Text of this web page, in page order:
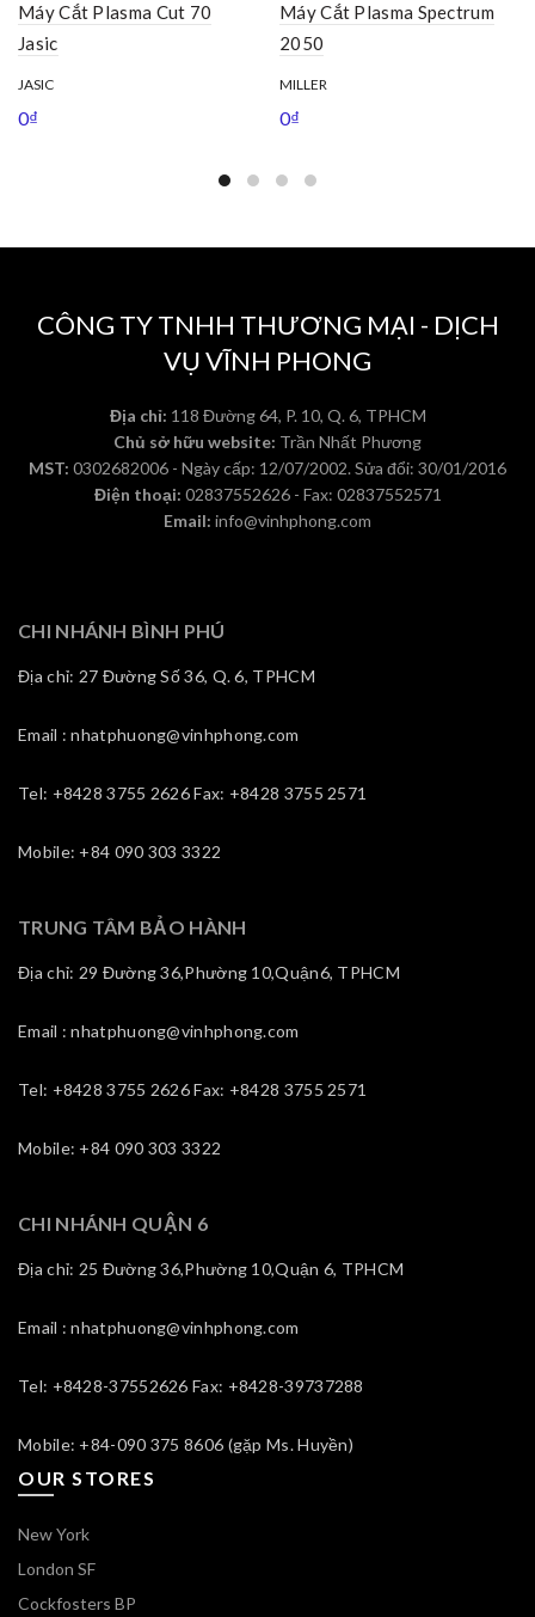
Máy Cắt Plasma Cut 70
Jasic
JASIC
0₫
Máy Cắt Plasma Spectrum
2050
MILLER
0₫
CÔNG TY TNHH THƯƠNG MẠI - DỊCH
VỤ VĨNH PHONG
Địa chỉ: 118 Đường 64, P. 10, Q. 6, TPHCM
Chủ sở hữu website: Trần Nhất Phương
MST: 0302682006 - Ngày cấp: 12/07/2002. Sửa đổi: 30/01/2016
Điện thoại: 02837552626 - Fax: 02837552571
Email: info@vinhphong.com
CHI NHÁNH BÌNH PHÚ
Địa chỉ: 27 Đường Số 36, Q. 6, TPHCM
Email : nhatphuong@vinhphong.com
Tel: +8428 3755 2626 Fax: +8428 3755 2571
Mobile: +84 090 303 3322
TRUNG TÂM BẢO HÀNH
Địa chỉ: 29 Đường 36,Phường 10,Quận6, TPHCM
Email : nhatphuong@vinhphong.com
Tel: +8428 3755 2626 Fax: +8428 3755 2571
Mobile: +84 090 303 3322
CHI NHÁNH QUẬN 6
Địa chỉ: 25 Đường 36,Phường 10,Quận 6, TPHCM
Email : nhatphuong@vinhphong.com
Tel: +8428-37552626 Fax: +8428-39737288
Mobile: +84-090 375 8606 (gặp Ms. Huyền)
OUR STORES
New York
London SF
Cockfosters BP